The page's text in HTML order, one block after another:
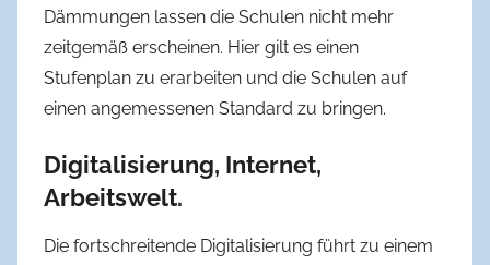
Dämmungen lassen die Schulen nicht mehr
zeitgemäß erscheinen. Hier gilt es einen
Stufenplan zu erarbeiten und die Schulen auf
einen angemessenen Standard zu bringen.
Digitalisierung, Internet,
Arbeitswelt.
Die fortschreitende Digitalisierung führt zu einem